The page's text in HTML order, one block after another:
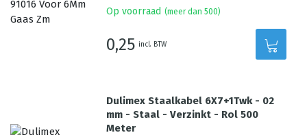
Op voorraad (meer dan 500)
0,25 incl. BTW
Dulimex Staalkabel 6X7+1Twk - 02
mm - Staal - Verzinkt - Rol 500
Meter